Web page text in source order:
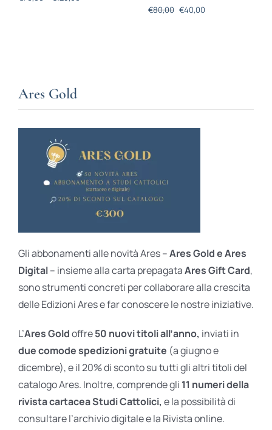
€80,00 €40,00
Ares Gold
Gli abbonamenti alle novità Ares –Ares Gold e Ares
Digital– insieme alla carta prepagataAres Gift Card,
sono strumenti concreti per collaborare alla crescita
delle Edizioni Ares e far conoscere le nostre iniziative.
L’Ares Goldoffre50 nuovi titoli all’anno, inviati in
due comode spedizioni gratuite (a giugno e
dicembre), e il 20% di sconto su tutti gli altri titoli del
catalogo Ares. Inoltre, comprende gli 11 numeri della
rivista cartacea Studi Cattolici, e la possibilità di
consultare l’archivio digitale e la Rivista online.